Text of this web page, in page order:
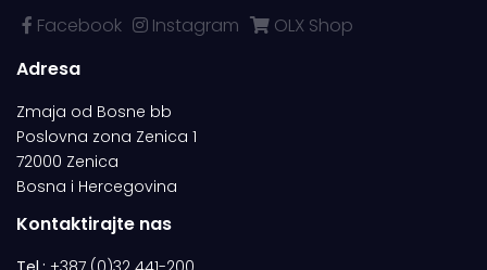
Facebook Instagram
OLX Shop
Adresa
Zmaja od Bosne bb
Poslovna zona Zenica 1
72000 Zenica
Bosna i Hercegovina
Kontaktirajte nas